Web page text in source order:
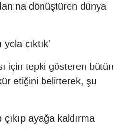
dönüştüren dünya
çıktık'
için tepki gösteren bütün
etiğini belirterek, şu
ayağa kaldırma